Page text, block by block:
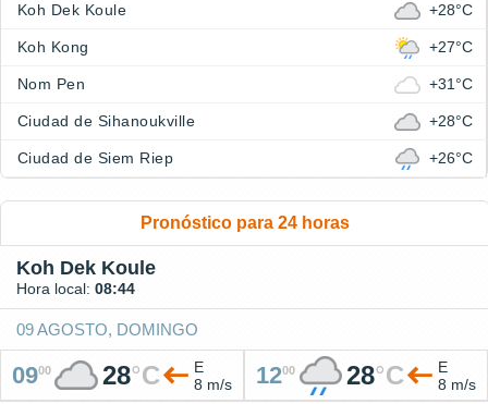
Koh Dek Koule +28°C
Koh Kong +27°C
Nom Pen +31°C
Ciudad de Sihanoukville +28°C
Ciudad de Siem Riep +26°C
Pronóstico para 24 horas
Koh Dek Koule
Hora local: 08:44
09 AGOSTO, DOMINGO
0900 28°C
E
8 m/s
1200 28°C
E
8 m/s